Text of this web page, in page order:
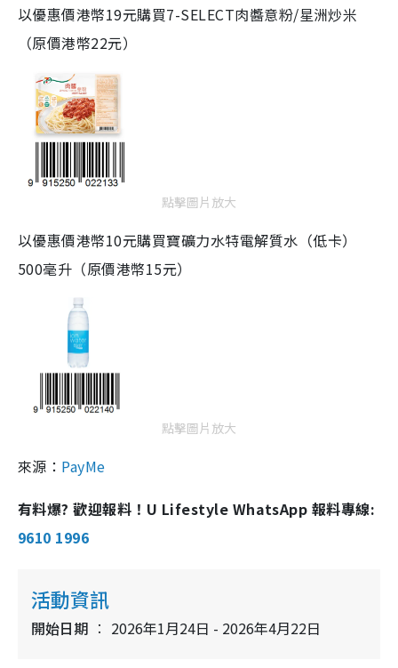
以優惠價港幣19元購買7-SELECT肉醬意粉/星洲炒米
（原價港幣22元）
點擊圖片放大
以優惠價港幣10元購買寶礦力水特電解質水（低卡）
500毫升（原價港幣15元）
點擊圖片放大
來源： PayMe
有料爆? 歡迎報料！U Lifestyle WhatsApp 報料專線:
9610 1996
活動資訊
開始日期 2026年1月24日 - 2026年4月22日